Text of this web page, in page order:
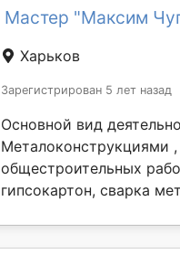
Мастер "Максим
Харьков
Зарегистрирован 5 лет назад
Основной вид
Металоконструкциями ,
общестроительных
гипсокартон, сварка